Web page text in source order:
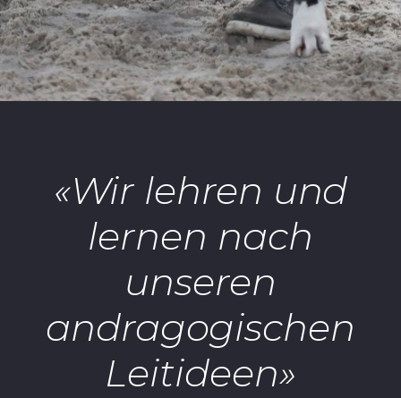
«Wir lehren und
lernen nach
unseren
andragogischen
Leitideen»